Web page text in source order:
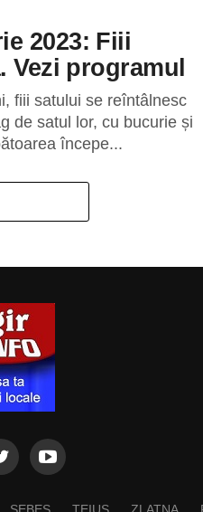
2023: Fiii
Vezi programul
fiii satului se reîntâlnesc
de satul lor, cu bucurie și
începe...